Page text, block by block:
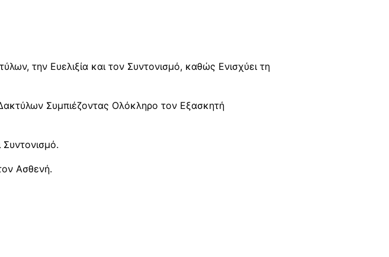
την Ευελιξία και τον Συντονισμό, καθώς Ενισχύει τη
Συμπιέζοντας Ολόκληρο τον Εξασκητή
Ασθενή.